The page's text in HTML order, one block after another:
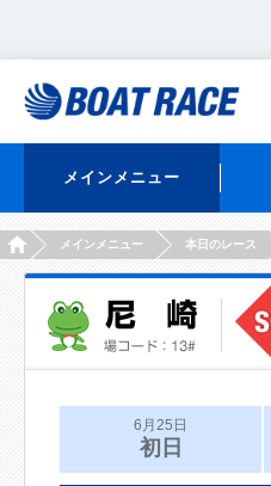
メインメニュー
HOMEメインメニュー 本日のレース
6月25日
初日